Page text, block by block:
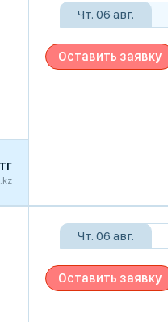
Чт. 06 авг.
Оставить заявку
Чт. 06 авг.
Оставить заявку